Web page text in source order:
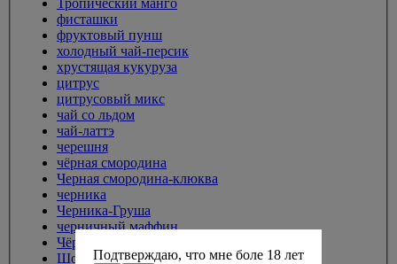
Тропический манго
фисташки
фруктовый пунш
холодный чай-персик
хрустящая кукуруза
цитрус
цитрусовый микс
чай со льдом
чай-латтэ
черешня
чёрная смородина
Черная смородина-клюква
черника
Черника-Груша
черничный маффин
Чёрный мохито
ШоколадПодтверждаю, что мне боле 18 лет